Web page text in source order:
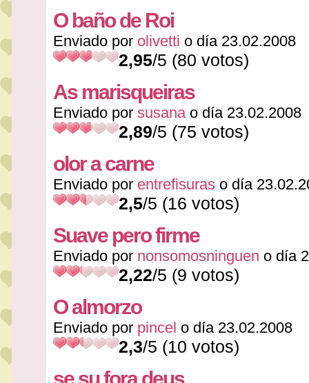
O baño de Roi
Enviado por olivetti o día 23.02.2008
2,95/5 (80 votos)
As marisqueiras
Enviado por susanao día 23.02.2008
2,89/5 (75 votos)
olor a carne
Enviado por entrefisuras o día
2,5/5 (16 votos)
Suave pero firme
Enviado por nonsomosninguen o día
2,22/5 (9 votos)
O almorzo
Enviado por pincel o día 23.02.2008
2,3/5 (10 votos)